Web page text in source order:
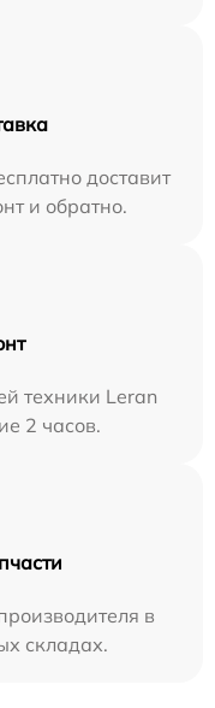
доставит
и обратно.
техники Leran
2 часов.
в
складах.